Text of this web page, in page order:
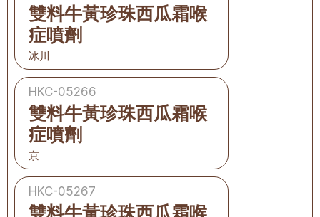
雙料牛黃珍珠西瓜霜喉
症噴劑
冰川
HKC-05266
雙料牛黃珍珠西瓜霜喉
症噴劑
京
HKC-05267
雙料牛黃珍珠西瓜霜喉